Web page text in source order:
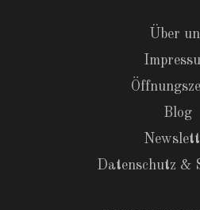
Über
Blog
Datenschutz &